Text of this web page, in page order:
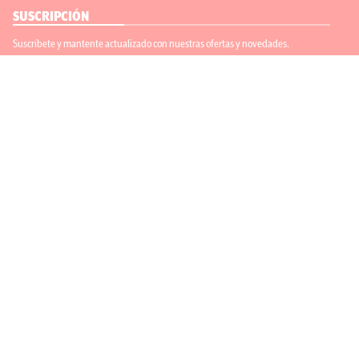
SUSCRIPCIÓN
Suscríbete y mantente actualizado con nuestras ofertas y novedades.